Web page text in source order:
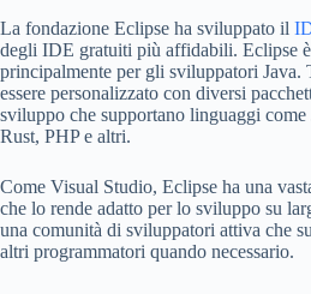
La fondazione Eclipse ha sviluppato il
degli IDE gratuiti più affidabili. Eclipse
principalmente per gli sviluppatori Java.
essere personalizzato con diversi
sviluppo che supportano linguaggi
Rust, PHP e altri.
Come Visual Studio, Eclipse ha una
che lo rende adatto per lo sviluppo su
una comunità di sviluppatori attiva che
altri programmatori quando necessario.